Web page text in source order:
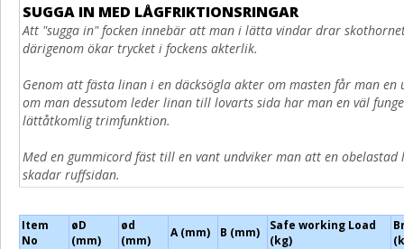
SUGGA IN MED LÅGFRIKTIONSRINGAR
Att "sugga in" focken innebär att man i lätta vindar drar
därigenom ökar trycket i fockens akterlik.
Genom att fästa linan i en däcksögla akter om masten får man en
om man dessutom leder linan till lovarts sida har man en väl
lättåtkomlig trimfunktion.
Med en gummicord fäst till en vant undviker man att en
skadar ruffsidan.
Item
No
øD
(mm)
ød
(mm)
A (mm) B (mm)
Safe working Load
(kg)